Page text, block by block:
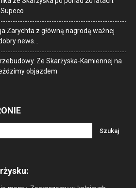
Zarychta z główną nagrodą ważnej
news…
Ze Skarżyska-Kamiennej na
objazdem